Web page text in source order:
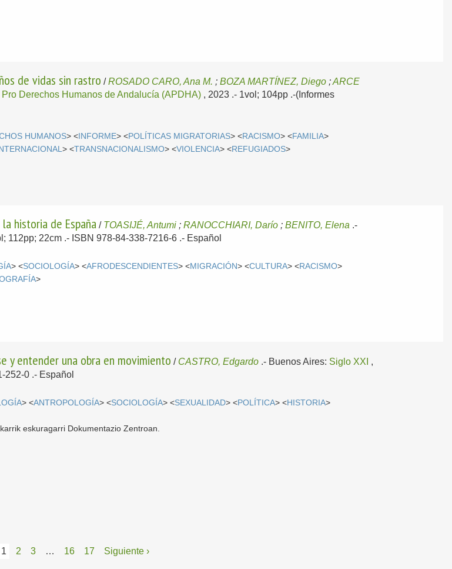
de vidas sin rastro /ROSADO CARO, Ana M. ;BOZA MARTÍNEZ, Diego ;ARCE
Derechos Humanos de Andalucía (APDHA) , 2023 .- 1vol; 104pp .-(Informes
HUMANOS> <INFORME> <POLÍTICAS MIGRATORIAS> <RACISMO> <FAMILIA>
> <TRANSNACIONALISMO> <VIOLENCIA> <REFUGIADOS>
historia de España / TOASIJÉ, Antumi ;RANOCCHIARI, Darío ;BENITO, Elena .-
112pp; 22cm .- ISBN 978-84-338-7216-6 .- Español
> <SOCIOLOGÍA> <AFRODESCENDIENTES> <MIGRACIÓN> <CULTURA> <RACISMO>
>
y entender una obra en movimiento / CASTRO, Edgardo .- Buenos Aires: Siglo XXI ,
252-0 .- Español
> <ANTROPOLOGÍA> <SOCIOLOGÍA> <SEXUALIDAD> <POLÍTICA> <HISTORIA>
eskuragarri Dokumentazio Zentroan.
1 2 3 … 16 17 Siguiente ›